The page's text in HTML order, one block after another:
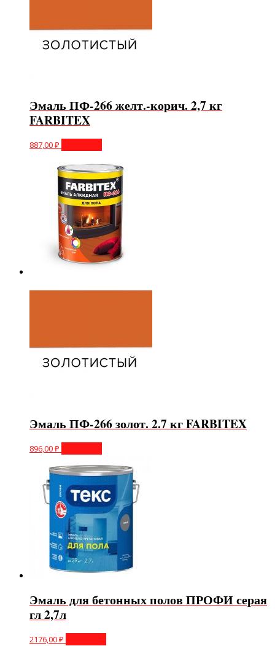
Эмаль ПФ-266 желт.-корич. 2,7 кг
FARBITEX
887,00₽
Эмаль ПФ-266 золот. 2.7 кг FARBITEX
896,00₽
Эмаль для бетонных полов ПРОФИ серая
гл 2,7л
2176,00₽